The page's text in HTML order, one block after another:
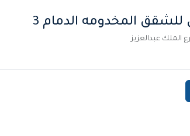
للشقق المخدومه الدمام 3
الملك عبدالعزيز